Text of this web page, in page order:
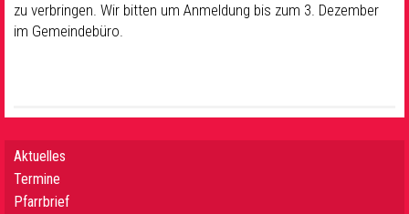
Seelsorge & Kontakt
zu verbringen. Wir bitten um Anmeldung bis zum 3. Dezember
im Gemeindebüro.
Aktuelles
Termine
Pfarrbrief